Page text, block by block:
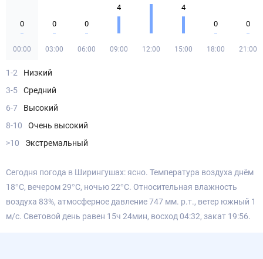
0
00:00
0
03:00
0
06:00
4
09:00 12:00
4
15:00
0
18:00
0
21:00
1-2
Низкий
3-5
Средний
6-7
Высокий
8-10
Очень высокий
>10
Экстремальный
Сегодня погода в Ширингушах: ясно. Температура воздуха днём
18°С, вечером 29°С, ночью 22°С. Относительная влажность
воздуха 83%, атмосферное давление 747 мм. р.т., ветер южный 1
м/с. Световой день равен 15ч 24мин, восход 04:32, закат 19:56.